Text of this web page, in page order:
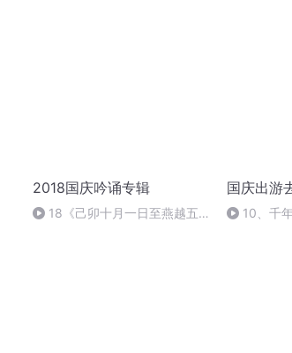
2018国庆吟诵专辑
18《己卯十月一日至燕越五
国庆出游
10、千